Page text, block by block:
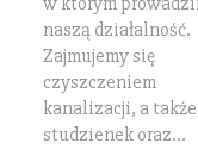
naszą działalność.
Zajmujemy się
czyszczeniem
kanalizacji, a także
studzienek oraz...